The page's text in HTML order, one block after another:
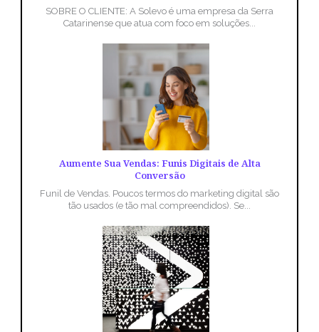
SOBRE O CLIENTE: A Solevo é uma empresa da Serra
Catarinense que atua com foco em soluções...
Aumente Sua Vendas: Funis Digitais de Alta
Conversão
Funil de Vendas. Poucos termos do marketing digital são
tão usados (e tão mal compreendidos). Se...